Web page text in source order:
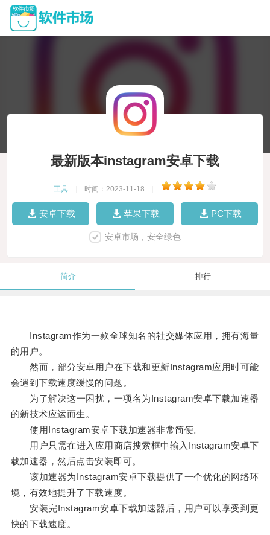
最新版本instagram安卓下载
工具 时间：2023-11-18
安卓下载 苹果下载 PC下载
安卓市场，安全绿色
简介 排行
Instagram作为一款全球知名的社交媒体应用，拥有海量
的用户。
然而，部分安卓用户在下载和更新Instagram应用时可能
会遇到下载速度缓慢的问题。
为了解决这一困扰，一项名为Instagram安卓下载加速器
的新技术应运而生。
使用Instagram安卓下载加速器非常简便。
用户只需在进入应用商店搜索框中输入Instagram安卓下
载加速器，然后点击安装即可。
该加速器为Instagram安卓下载提供了一个优化的网络环
境，有效地提升了下载速度。
安装完Instagram安卓下载加速器后，用户可以享受到更
快的下载速度。